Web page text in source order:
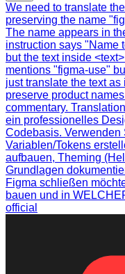
We need to translate
preserving the name
The name appears in
instruction says "Name
but the text inside
mentions "figma-use"
just translate the text
preserve product
commentary.
ein professionelles
Codebasis. Verwenden
Variablen/Tokens
aufbauen, Theming
Grundlagen
Figma schließen
bauen und in
official